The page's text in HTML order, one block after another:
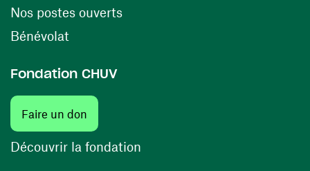
Nos postes ouverts(opens in a new window)
Bénévolat
Fondation CHUV
Faire un don
Découvrir la fondation